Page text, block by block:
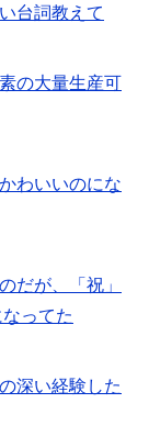
台詞教えて
の大量生産可
わいいのにな
だが、「祝」
なってた
深い経験した